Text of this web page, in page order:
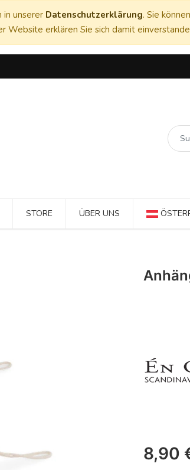
in unserer Datenschutzerklärung. Sie
Website erklären Sie sich damit
STORE ÜBER UNS
8,90